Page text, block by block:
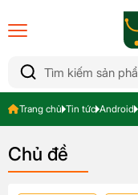
Trang chủ Tin tức Android
Chủ đề